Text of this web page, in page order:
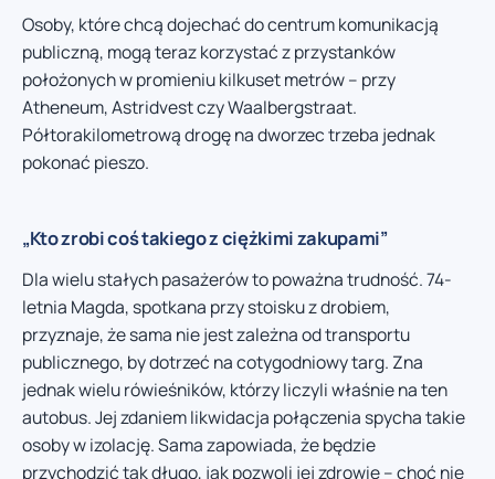
Osoby, które chcą dojechać do centrum komunikacją
publiczną, mogą teraz korzystać z przystanków
położonych w promieniu kilkuset metrów – przy
Atheneum, Astridvest czy Waalbergstraat.
Półtorakilometrową drogę na dworzec trzeba jednak
pokonać pieszo.
„Kto zrobi coś takiego z ciężkimi zakupami”
Dla wielu stałych pasażerów to poważna trudność. 74-
letnia Magda, spotkana przy stoisku z drobiem,
przyznaje, że sama nie jest zależna od transportu
publicznego, by dotrzeć na cotygodniowy targ. Zna
jednak wielu rówieśników, którzy liczyli właśnie na ten
autobus. Jej zdaniem likwidacja połączenia spycha takie
osoby w izolację. Sama zapowiada, że będzie
przychodzić tak długo, jak pozwoli jej zdrowie – choć nie